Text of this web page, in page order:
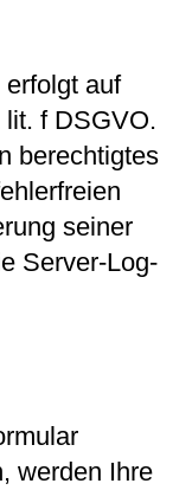
auf
lit. f DSGVO.
berechtigtes
seiner
Server-Log-
werden Ihre